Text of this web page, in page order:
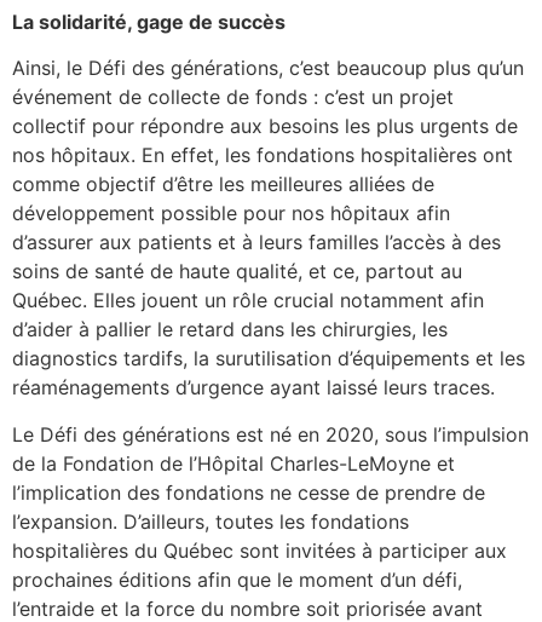
La solidarité, gage de succès
Ainsi, le Défi des générations, c’est beaucoup plus qu’un
événement de collecte de fonds : c’est un projet
collectif pour répondre aux besoins les plus urgents de
nos hôpitaux. En effet, les fondations hospitalières ont
comme objectif d’être les meilleures alliées de
développement possible pour nos hôpitaux afin
d’assurer aux patients et à leurs familles l’accès à des
soins de santé de haute qualité, et ce, partout au
Québec. Elles jouent un rôle crucial notamment afin
d’aider à pallier le retard dans les chirurgies, les
diagnostics tardifs, la surutilisation d’équipements et les
réaménagements d’urgence ayant laissé leurs traces.
Le Défi des générations est né en 2020, sous l’impulsion
de la Fondation de l’Hôpital Charles-LeMoyne et
l’implication des fondations ne cesse de prendre de
l’expansion. D’ailleurs, toutes les fondations
hospitalières du Québec sont invitées à participer aux
prochaines éditions afin que le moment d’un défi,
l’entraide et la force du nombre soit priorisée avant